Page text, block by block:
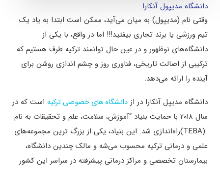
دانشگاه مدیپول آنکارا
وقتی نام (مدیپول) به میان می‌آید، ممکن است ابتدا به یاد یک
تیم ورزشی یا برند تجاری بیفتید!!! اما در واقع، با یکی از
دانشگاه‌های نوظهور و در عین حال توانمند ترکیه طرف هستیم که
ترکیبی از اصالت تاریخی، فناوری روز و چشم‌ اندازی روشن برای
آینده را ارائه می‌دهد.
دانشگاه مدیپل آنکارا در از دانشگاه های خصوصی ترکیه است که در
سال ۲۰۱۸ با حمایت بنیاد “آموزش، سلامت، علم و تحقیقات به نام
(TEBA)راه‌اندازی شد. این بنیاد، یکی از بزرگ‌ ترین مجموعه‌های
علمی و درمانی ترکیه محسوب می‌شه و مالک چندین دانشگاه،
بیمارستان تخصصی و مراکز درمانی پیشرفته در سراسر این کشور